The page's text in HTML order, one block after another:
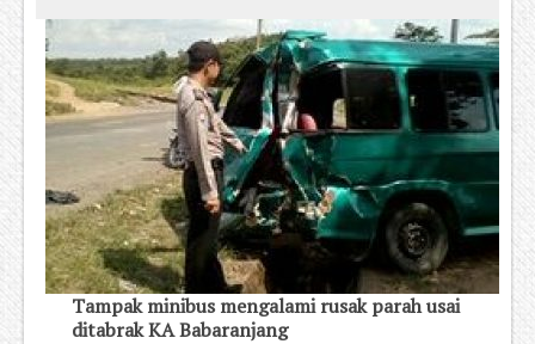
Tampak minibus mengalami rusak parah usai
ditabrak KA Babaranjang